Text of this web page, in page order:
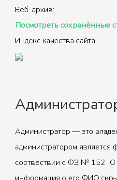
Веб-архив:
Посмотреть сохранённые
Индекс качества сайта:
Администратор — это
администратором является
соотвествии с ФЗ № 152 "О